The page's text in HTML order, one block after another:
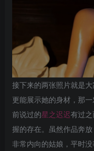
接下来的两张照片就是
更能展示她的身材，那
前说过的星之迟迟有过
握的存在。虽然作品奔
非常内向的姑娘，平时